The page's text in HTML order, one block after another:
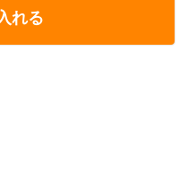
れる